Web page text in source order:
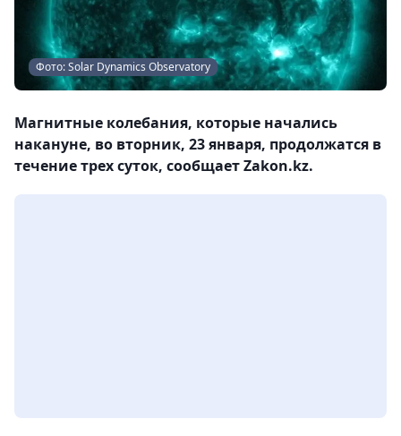
Фото: Solar Dynamics Observatory
Магнитные колебания, которые начались
накануне, во вторник, 23 января, продолжатся в
течение трех суток, сообщает Zakon.kz.